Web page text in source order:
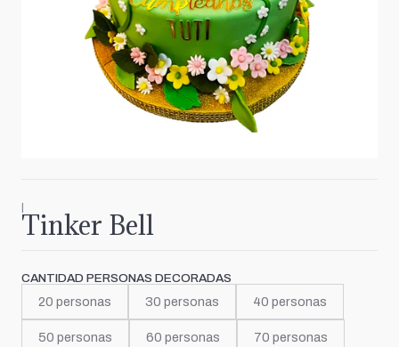
|
Tinker Bell
CANTIDAD PERSONAS DECORADAS
20 personas 30 personas 40 personas
50 personas 60 personas 70 personas